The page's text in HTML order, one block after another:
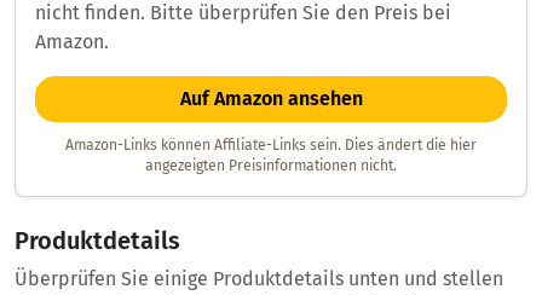
nicht finden. Bitte überprüfen Sie den Preis bei
Amazon.
Auf Amazon ansehen
Amazon-Links können Affiliate-Links sein. Dies ändert die hier
angezeigten Preisinformationen nicht.
Produktdetails
Überprüfen Sie einige Produktdetails unten und stellen